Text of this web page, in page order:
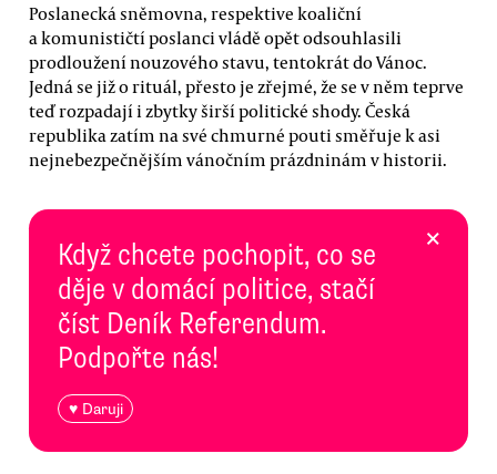
Poslanecká sněmovna, respektive koaliční
a komunističtí poslanci vládě opět odsouhlasili
prodloužení nouzového stavu, tentokrát do Vánoc.
Jedná se již o rituál, přesto je zřejmé, že se v něm teprve
teď rozpadají i zbytky širší politické shody. Česká
republika zatím na své chmurné pouti směřuje k asi
nejnebezpečnějším vánočním prázdninám v historii.
Když chcete pochopit, co se
děje v domácí politice, stačí
číst Deník Referendum.
Podpořte nás!
♥ Daruji
×